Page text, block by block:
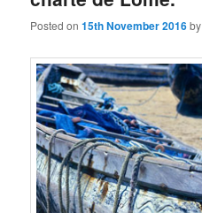
Posted on15th November 2016by